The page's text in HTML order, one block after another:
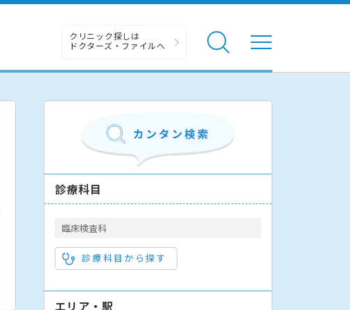
クリニック探しは
ドクターズ・ファイルへ
診療科目
臨床検査科
診療科目から探す
エリア・駅